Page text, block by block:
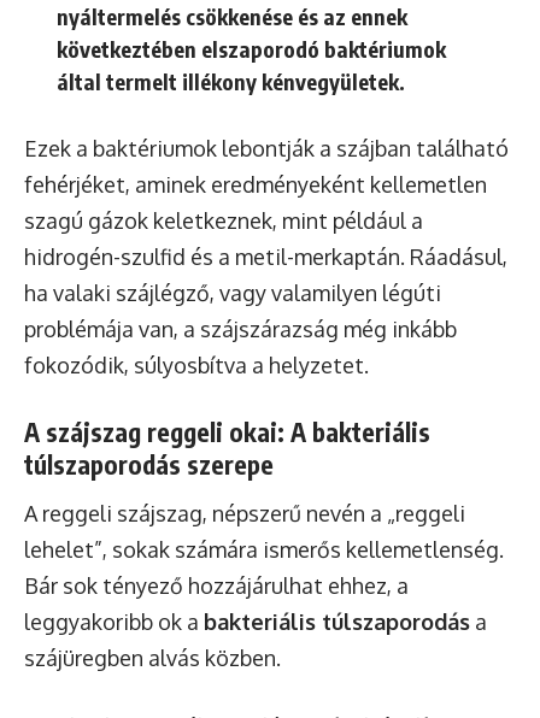
nyáltermelés csökkenése és az ennek
következtében elszaporodó baktériumok
által termelt illékony kénvegyületek.
Ezek a baktériumok lebontják a szájban található
fehérjéket, aminek eredményeként kellemetlen
szagú gázok keletkeznek, mint például a
hidrogén-szulfid és a metil-merkaptán. Ráadásul,
ha valaki szájlégző, vagy valamilyen légúti
problémája van, a szájszárazság még inkább
fokozódik, súlyosbítva a helyzetet.
A szájszag reggeli okai: A bakteriális
túlszaporodás szerepe
A reggeli szájszag, népszerű nevén a „reggeli
lehelet”, sokak számára ismerős kellemetlenség.
Bár sok tényező hozzájárulhat ehhez, a
leggyakoribb ok a bakteriális túlszaporodás a
szájüregben alvás közben.